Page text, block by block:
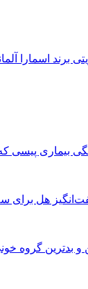
برند اسمارا
و بدترین گروه